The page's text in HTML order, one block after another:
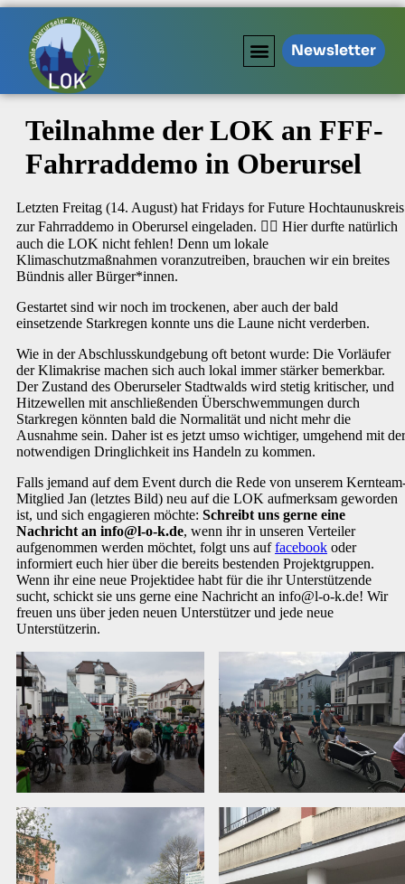
Newsletter
Teilnahme der LOK an FFF-
Fahrraddemo in Oberursel
Letzten Freitag (14. August) hat Fridays for Future Hochtaunuskreis
zur Fahrraddemo in Oberursel eingeladen. 🚴‍♀️ Hier durfte natürlich
auch die LOK nicht fehlen! Denn um lokale
Klimaschutzmaßnahmen voranzutreiben, brauchen wir ein breites
Bündnis aller Bürger*innen.
Gestartet sind wir noch im trockenen, aber auch der bald
einsetzende Starkregen konnte uns die Laune nicht verderben.
Wie in der Abschlusskundgebung oft betont wurde: Die Vorläufer
der Klimakrise machen sich auch lokal immer stärker bemerkbar.
Der Zustand des Oberurseler Stadtwalds wird stetig kritischer, und
Hitzewellen mit anschließenden Überschwemmungen durch
Starkregen könnten bald die Normalität und nicht mehr die
Ausnahme sein. Daher ist es jetzt umso wichtiger, umgehend mit der
notwendigen Dringlichkeit ins Handeln zu kommen.
Falls jemand auf dem Event durch die Rede von unserem
Mitglied Jan (letztes Bild) neu auf die LOK aufmerksam geworden
ist, und sich engagieren möchte: Schreibt uns gerne eine
Nachricht an info@l-o-k.de, wenn ihr in unseren Verteiler
aufgenommen werden möchtet, folgt uns auffacebook oder
informiert euch hier über die bereits bestenden Projektgruppen.
Wenn ihr eine neue Projektidee habt für die ihr Unterstützende
sucht, schickt sie uns gerne eine Nachricht an info@l-o-k.de! Wir
freuen uns über jeden neuen Unterstützer und jede neue
Unterstützerin.